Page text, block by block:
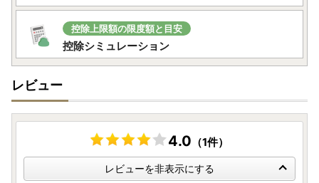
◎ワンストップ特例申請書は、受領証明書と一緒に本市から
お送りいたします。
※マイナンバーカードをお持ちの方は、オンライン申請を推
奨しております。
【重要】令和7年寄附分のワンストップ特例申請の受付期限
令和7年寄附分のワンストップ特例申請の受付期限は、令和
8年１月10日（土）必着です。
令和8年１月8日（木）までにポストへご投函ください。
控除上限額の限度額と目安
控除シミュレーション
レビュー
4.0 （1件）
レビューを非表示にする